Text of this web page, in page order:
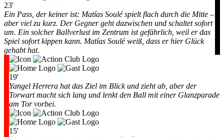
23'
Ein Pass, der keiner ist: Matías Soulé spielt flach durch die Mitte –
aber viel zu kurz. Der Gegner geht dazwischen und schaltet sofort
um. Ein solcher Ballverlust im Zentrum ist gefährlich, weil er das
Spiel sofort kippen kann. Matías Soulé weiß, dass er hier Glück
gehabt hat.
19'
Yangel Herrera hat das Ziel im Blick und zieht ab, aber der
Torwart macht sich lang und lenkt den Ball mit einer Glanzparade
am Tor vorbei.
15'